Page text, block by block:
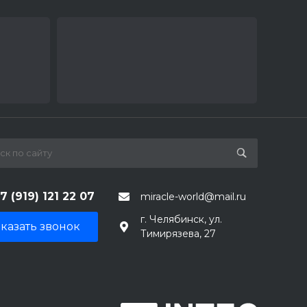
(919) 121 22 07 miracle-world@mail.ru
звонок
г. Челябинск, ул.
Тимирязева, 27